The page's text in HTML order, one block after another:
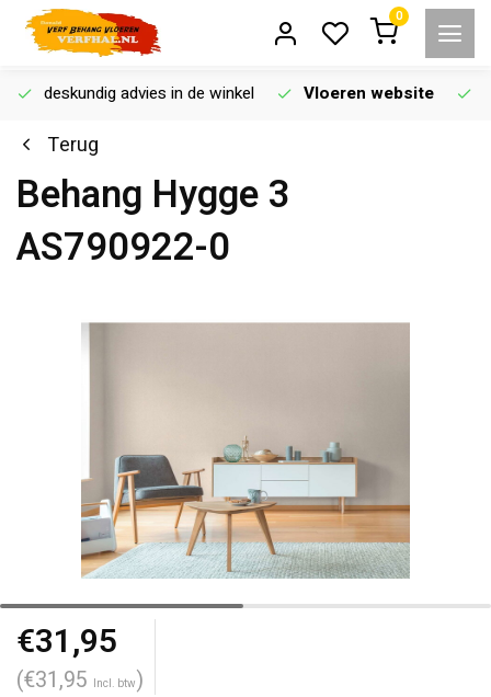
0
deskundig advies in de winkel Vloeren website
Terug
Behang Hygge 3
AS790922-0
€31,95
(€31,95 Incl. btw)